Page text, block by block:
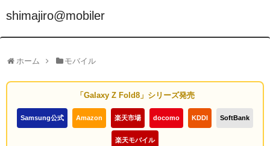
shimajiro@mobiler
ホーム モバイル
「Galaxy Z Fold8」シリーズ発売
Samsung公式 Amazon 楽天市場 docomo KDDI SoftBank
楽天モバイル